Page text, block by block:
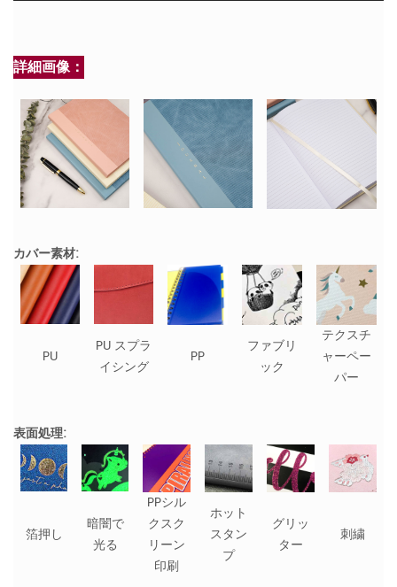
詳細画像：
カバー素材:
PU
PU スプラ
イシング
PP
ファブリ
ック
テクスチ
ャーペー
パー
表面処理:
箔押し
暗闇で
光る
PPシル
クスク
リーン
印刷
ホット
スタン
プ
グリッ
ター
刺繍